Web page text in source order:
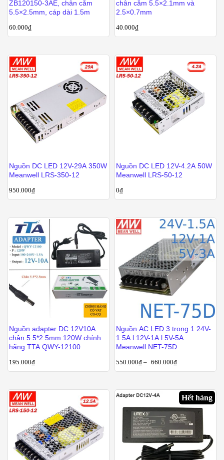
ZB120150-3AE, chân cắm
5.5×2.5mm, cáp dài 1.5m
60.000₫
chân cắm 5.5×2.1mm và
2.5×0.7mm
40.000₫
Nguồn DC LED 12V-29A 350W
Meanwell LRS-350-12
950.000₫
Nguồn DC LED 12V-4.2A 50W
Meanwell LRS-50-12
0₫
Nguồn adapter DC 12V10A
chân 5.5*2.5mm 120W chính
hãng TTA QWY-12100
195.000₫
Nguồn AC LED 3 trong 1 24V-
1.5A l 12V-1A l 5V-5A
Meanwell NET-75D
550.000₫ – 660.000₫
Hết hàng